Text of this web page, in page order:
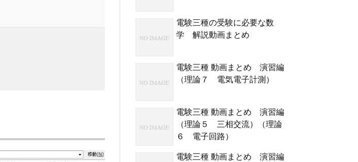
電験三種の受験に必要な数
学 解説動画まとめ
電験三種 動画まとめ 演習編
（理論７ 電気電子計測）
電験三種 動画まとめ 演習編
（理論５ 三相交流）（理論
６ 電子回路）
電験三種 動画まとめ 演習編